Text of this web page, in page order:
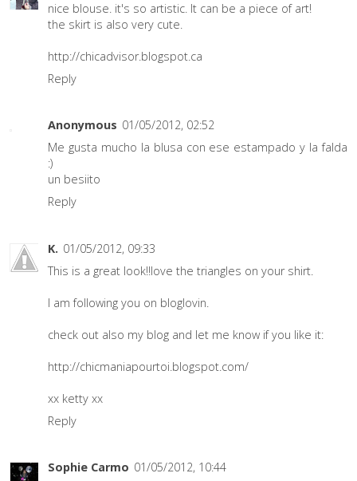
nice blouse. it's so artistic. It can be a piece of art!
the skirt is also very cute.
http://chicadvisor.blogspot.ca
Reply
Anonymous 01/05/2012, 02:52
Me gusta mucho la blusa con ese estampado y la falda
:)
un besiito
Reply
K. 01/05/2012, 09:33
This is a great look!!love the triangles on your shirt.
I am following you on bloglovin.
check out also my blog and let me know if you like it:
http://chicmaniapourtoi.blogspot.com/
xx ketty xx
Reply
Sophie Carmo 01/05/2012, 10:44